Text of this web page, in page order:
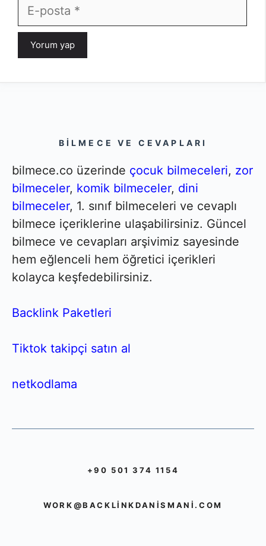
E-
posta
BILMECE VE CEVAPLARI
bilmece.co üzerinde çocuk bilmeceleri, zor
bilmeceler, komik bilmeceler, dini
bilmeceler, 1. sınıf bilmeceleri ve cevaplı
bilmece içeriklerine ulaşabilirsiniz. Güncel
bilmece ve cevapları arşivimiz sayesinde
hem eğlenceli hem öğretici içerikleri
kolayca keşfedebilirsiniz.
Backlink Paketleri
Tiktok takipçi satın al
netkodlama
+90 501 374 1154
WORK@BACKLINKDANISMANI.COM